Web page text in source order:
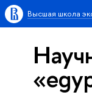
Высшая школа